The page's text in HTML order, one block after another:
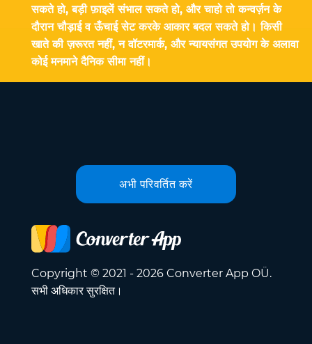
सकते हो, बड़ी फ़ाइलें संभाल सकते हो, और चाहो तो कन्वर्ज़न के
दौरान चौड़ाई व ऊँचाई सेट करके आकार बदल सकते हो। किसी
खाते की ज़रूरत नहीं, न वॉटरमार्क, और न्यायसंगत उपयोग के अलावा
कोई मनमाने दैनिक सीमा नहीं।
अभी परिवर्तित करें
Copyright © 2021 - 2026 Converter App OÜ.
सभी अधिकार सुरक्षित।